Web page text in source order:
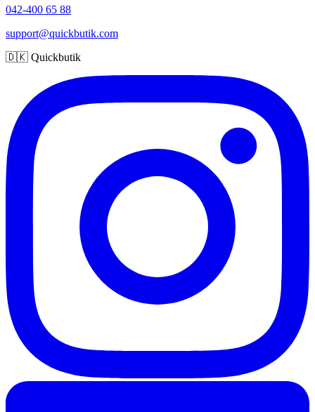
042-400 65 88
support@quickbutik.com
🇩🇰 Quickbutik